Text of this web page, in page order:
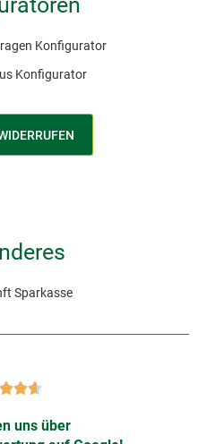
Konfigurator
Konfigurator
Sparkasse
uns über